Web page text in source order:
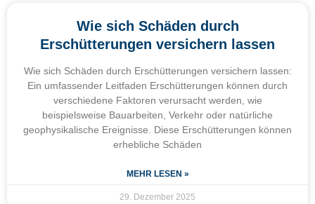
Wie sich Schäden durch
Erschütterungen versichern lassen
Wie sich Schäden durch Erschütterungen versichern lassen:
Ein umfassender Leitfaden Erschütterungen können durch
verschiedene Faktoren verursacht werden, wie
beispielsweise Bauarbeiten, Verkehr oder natürliche
geophysikalische Ereignisse. Diese Erschütterungen können
erhebliche Schäden
MEHR LESEN »
29. Dezember 2025